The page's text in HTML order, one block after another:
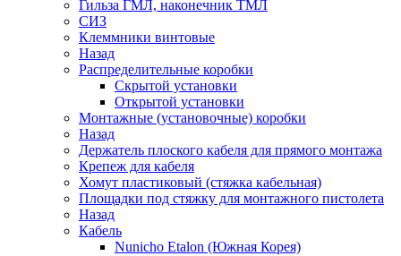
Гильза ГМЛ, наконечник ТМЛ
СИЗ
Клеммники винтовые
Назад
Распределительные коробки
Скрытой установки
Открытой установки
Монтажные (установочные) коробки
Назад
Держатель плоского кабеля для прямого монтажа
Крепеж для кабеля
Хомут пластиковый (стяжка кабельная)
Площадки под стяжку для монтажного пистолета
Назад
Кабель
Nunicho Etalon (Южная Корея)